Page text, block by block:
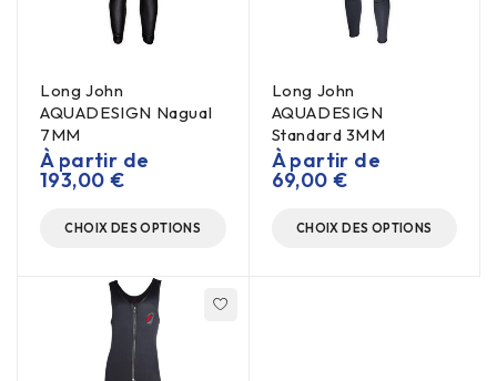
Long John
AQUADESIGN Nagual
7MM
À partir de
193,00 €
CHOIX DES OPTIONS
Long John
AQUADESIGN
Standard 3MM
À partir de
69,00 €
CHOIX DES OPTIONS